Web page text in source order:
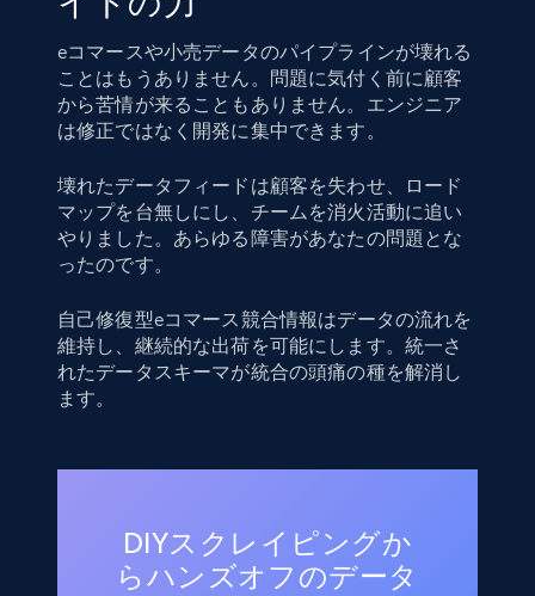
eコマースや小売データのパイプラインが壊れる
ことはもうありません。問題に気付く前に顧客
から苦情が来ることもありません。エンジニア
は修正ではなく開発に集中できます。
壊れたデータフィードは顧客を失わせ、ロード
マップを台無しにし、チームを消火活動に追い
やりました。あらゆる障害があなたの問題とな
ったのです。
自己修復型eコマース競合情報はデータの流れを
維持し、継続的な出荷を可能にします。統一さ
れたデータスキーマが統合の頭痛の種を解消し
ます。
DIYスクレイピングか
らハンズオフのデータ